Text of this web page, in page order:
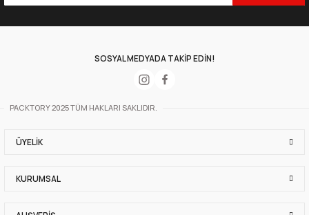
SOSYAL MEDYADA TAKİP EDİN!
PACKTORY 2025 TÜM HAKLARI SAKLIDIR.
ÜYELIK
KURUMSAL